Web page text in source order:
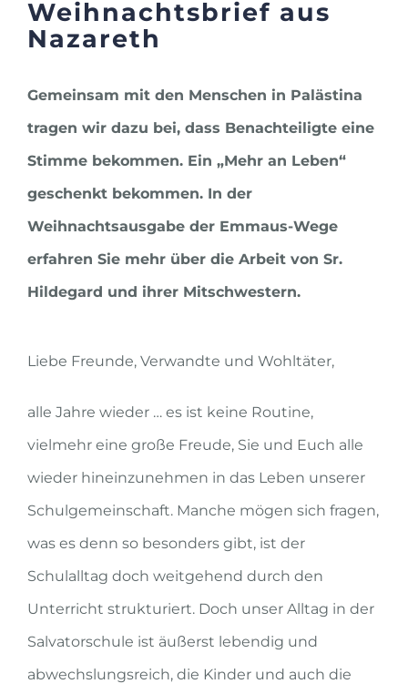
Weihnachtsbrief aus
Nazareth
Gemeinsam mit den Menschen in Palästina
tragen wir dazu bei, dass Benachteiligte eine
Stimme bekommen. Ein „Mehr an Leben“
geschenkt bekommen. In der
Weihnachtsausgabe der Emmaus-Wege
erfahren Sie mehr über die Arbeit von Sr.
Hildegard und ihrer Mitschwestern.
Liebe Freunde, Verwandte und Wohltäter,
alle Jahre wieder … es ist keine Routine,
vielmehr eine große Freude, Sie und Euch alle
wieder hineinzunehmen in das Leben unserer
Schulgemeinschaft. Manche mögen sich fragen,
was es denn so besonders gibt, ist der
Schulalltag doch weitgehend durch den
Unterricht strukturiert. Doch unser Alltag in der
Salvatorschule ist äußerst lebendig und
abwechslungsreich, die Kinder und auch die